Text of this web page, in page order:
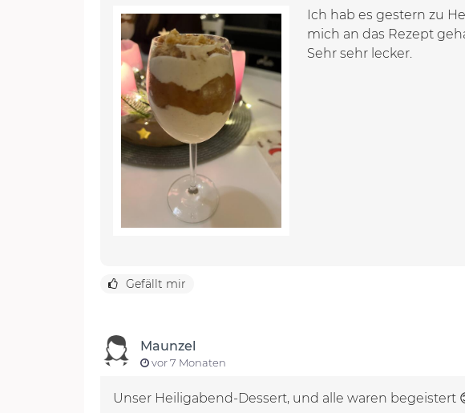
Ich hab es gestern zu
mich an das Rezept
Sehr sehr lecker.
Gefällt mir
Maunzel
vor 7 Monaten
Unser Heiligabend-Dessert, und alle waren begeistert